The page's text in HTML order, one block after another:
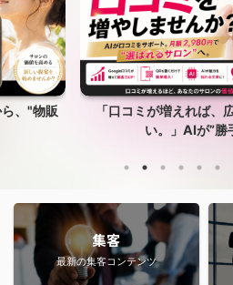
、"物販
「口コミが増えれば、
い。」AIが”勝
集客
最新の集客コンテンツ